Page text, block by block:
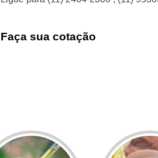
Faça sua cotação